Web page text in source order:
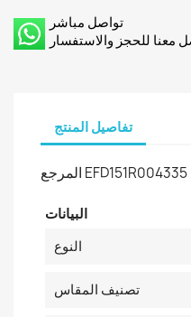
تواصل مباشر
معنا للحجز والاستفسار
تفاصيل المنتج
المرجع EFD151R004335
البيانات
النوع
تصنيف المقاس